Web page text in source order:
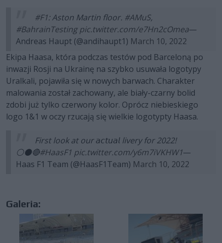
#F1: Aston Martin floor. #AMuS,
#BahrainTesting pic.twitter.com/e7Hn2cOmea—
Andreas Haupt (@andihaupt1) March 10, 2022
Ekipa Haasa, która podczas testów pod Barceloną po
inwazji Rosji na Ukrainę na szybko usuwała logotypy
Uralkali, pojawiła się w nowych barwach. Charakter
malowania został zachowany, ale biały-czarny bolid
zdobi już tylko czerwony kolor. Oprócz niebieskiego
logo 1&1 w oczy rzucają się wielkie logotypty Haasa.
First look at our 𝘢𝘤𝘵𝘶𝘢𝘭 livery for 2022!
⚪️⚫️🔴#HaasF1 pic.twitter.com/y6m7iVKHW1—
Haas F1 Team (@HaasF1Team) March 10, 2022
Galeria: